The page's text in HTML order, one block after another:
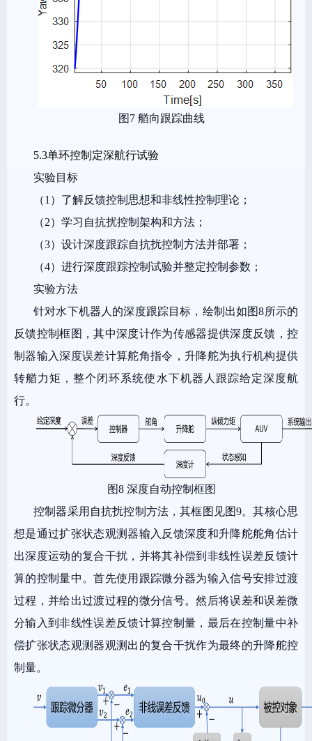
图7 艏向跟踪曲线
5.3单环控制定深航行试验
实验目标
（1）了解反馈控制思想和非线性控制理论；
（2）学习自抗扰控制架构和方法；
（3）设计深度跟踪自抗扰控制方法并部署；
（4）进行深度跟踪控制试验并整定控制参数；
实验方法
针对水下机器人的深度跟踪目标，绘制出如图8所示的
反馈控制框图，其中深度计作为传感器提供深度反馈，控
制器输入深度误差计算舵角指令，升降舵为执行机构提供
转艏力矩，整个闭环系统使水下机器人跟踪给定深度航
行。
图8 深度自动控制框图
控制器采用自抗扰控制方法，其框图见图9。其核心思
想是通过扩张状态观测器输入反馈深度和升降舵舵角估计
出深度运动的复合干扰，并将其补偿到非线性误差反馈计
算的控制量中。首先使用跟踪微分器为输入信号安排过渡
过程，并给出过渡过程的微分信号。然后将误差和误差微
分输入到非线性误差反馈计算控制量，最后在控制量中补
偿扩张状态观测器观测出的复合干扰作为最终的升降舵控
制量。